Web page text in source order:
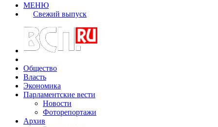
МЕНЮ
Свежий выпуск
Общество
Власть
Экономика
Парламентские вести
Новости
Фоторепортажи
Архив